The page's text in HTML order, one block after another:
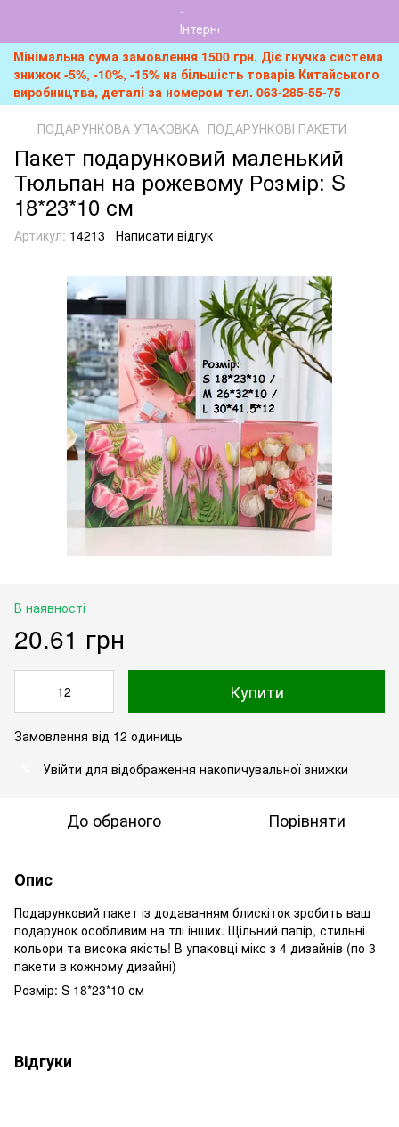
Мінімальна сума замовлення 1500 грн. Діє гнучка система
знижок -5%, -10%, -15% на більшість товарів Китайського
виробництва, деталі за номером тел. 063-285-55-75
ПОДАРУНКОВА УПАКОВКА ПОДАРУНКОВІ ПАКЕТИ
Пакет подарунковий маленький
Тюльпан на рожевому Розмір: S
18*23*10 см
Артикул: 14213 Написати відгук
В наявності
20.61 грн
Купити
Замовлення від 12 одиниць
Увійти для відображення накопичувальної знижки
До обраного Порівняти
Опис
Подарунковий пакет із додаванням блискіток зробить ваш
подарунок особливим на тлі інших. Щільний папір, стильні
кольори та висока якість! В упаковці мікс з 4 дизайнів (по 3
пакети в кожному дизайні)
Розмір: S 18*23*10 см
Відгуки